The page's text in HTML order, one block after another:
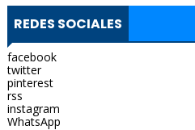
REDES SOCIALES
facebook
twitter
pinterest
rss
instagram
WhatsApp